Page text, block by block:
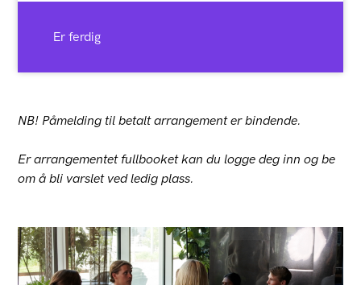
Er ferdig
NB! Påmelding til betalt arrangement er bindende.
Er arrangementet fullbooket kan du logge deg inn og be
om å bli varslet ved ledig plass.